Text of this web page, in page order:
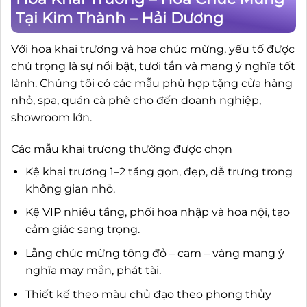
Tại Kim Thành – Hải Dương
Với hoa khai trương và hoa chúc mừng, yếu tố được
chú trọng là sự nổi bật, tươi tắn và mang ý nghĩa tốt
lành. Chúng tôi có các mẫu phù hợp tặng cửa hàng
nhỏ, spa, quán cà phê cho đến doanh nghiệp,
showroom lớn.
Các mẫu khai trương thường được chọn
Kệ khai trương 1–2 tầng gọn, đẹp, dễ trưng trong
không gian nhỏ.
Kệ VIP nhiều tầng, phối hoa nhập và hoa nội, tạo
cảm giác sang trọng.
Lẵng chúc mừng tông đỏ – cam – vàng mang ý
nghĩa may mắn, phát tài.
Thiết kế theo màu chủ đạo theo phong thủy